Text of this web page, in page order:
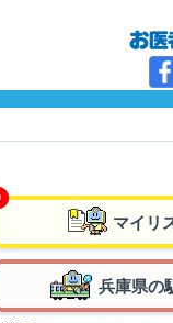
マイリ
兵庫県の